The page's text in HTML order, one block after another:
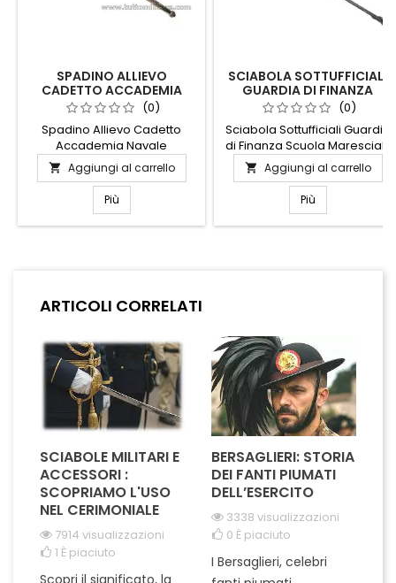
SPADINO ALLIEVO
CADETTO ACCADEMIA
NAVALE (0)
Spadino Allievo Cadetto
Accademia Navale
 Aggiungi al carrello
Più
SCIABOLA SOTTUFFICIALI
GUARDIA DI FINANZA
SCUOLA MARESCIALLI
(0)
Sciabola Sottufficiali Guardia
di Finanza Scuola Marescialli
 Aggiungi al carrello
Più
ARTICOLI CORRELATI
SCIABOLE MILITARI E
ACCESSORI :
SCOPRIAMO L'USO
NEL CERIMONIALE
7914 visualizzazioni
1 È piaciuto
BERSAGLIERI: STORIA
DEI FANTI PIUMATI
DELL’ESERCITO
3338 visualizzazioni
0 È piaciuto
I Bersaglieri, celebri